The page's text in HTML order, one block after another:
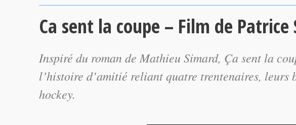
Ca sent la coupe – Film de Patrice
Inspiré du roman de Mathieu Simard, Ça sent la
l’histoire d’amitié reliant quatre trentenaires,
hockey.